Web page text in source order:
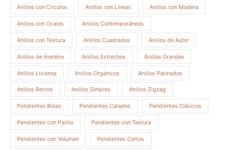
Anillos con Círculos Anillos con Líneas Anillos con Madera
Anillos con Ovalos Anillos Contemporáneos
Anillos con Textura Anillos Cuadrados Anillos de Autor
Anillos de Hombre Anillos Estrechos Anillos Grandes
Anillos Livianos Anillos Orgánicos Anillos Patinados
Anillos Rectos Anillos Simples Anillos Zigzag
Pendientes Bolas Pendientes Calados Pendientes Clásicos
Pendientes con Palillo Pendientes con Textura
Pendientes con Volumen Pendientes Cortos